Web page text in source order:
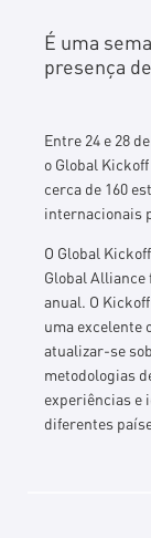
É uma
presença
Entre 24 e 28
o Global
cerca de 160
internacionais
O Global
Global Alliance
anual. O
uma excelente
atualizar-se
metodologias
experiências e
diferentes